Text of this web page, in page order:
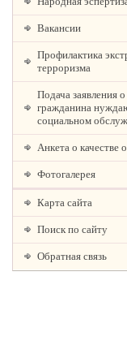
Вакансии
Профилактика
терроризма
Подача заявления
гражданина
социальном
Анкета о качестве
Фотогалерея
Карта сайта
Поиск по сайту
Обратная связь